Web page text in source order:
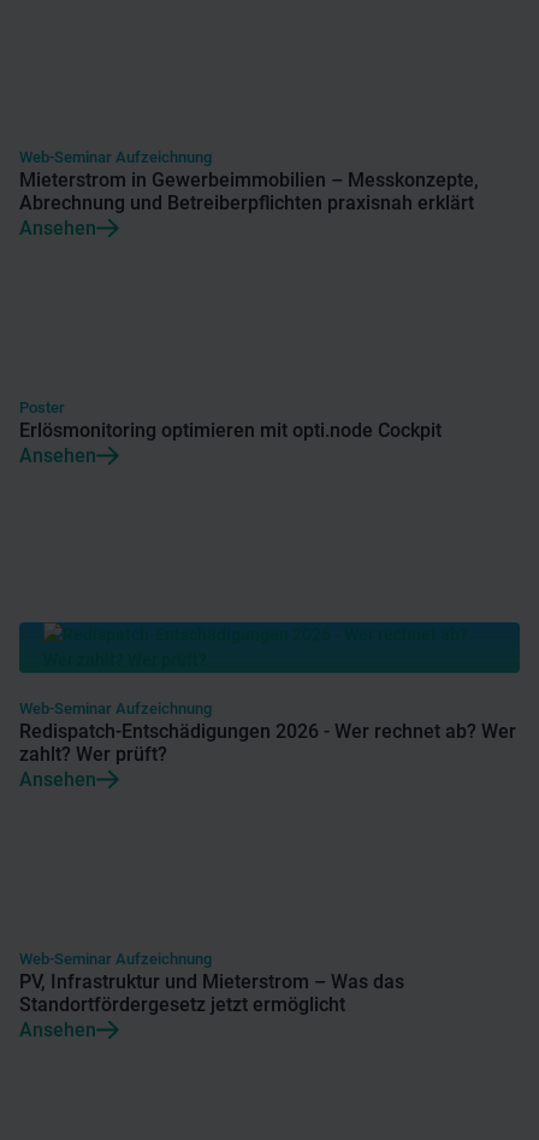
Web-Seminar Aufzeichnung
Mieterstrom in Gewerbeimmobilien – Messkonzepte,
Abrechnung und Betreiberpflichten praxisnah erklärt
Ansehen
Poster
Erlösmonitoring optimieren mit opti.node Cockpit
Ansehen
Web-Seminar Aufzeichnung
Redispatch-Entschädigungen 2026 - Wer rechnet ab? Wer
zahlt? Wer prüft?
Ansehen
Web-Seminar Aufzeichnung
PV, Infrastruktur und Mieterstrom – Was das
Standortfördergesetz jetzt ermöglicht
Ansehen